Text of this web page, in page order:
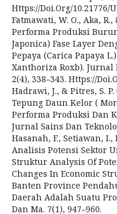
Https://Doi.Org/10.21776/
Fatmawati, W. O., Aka,
Performa Produksi
Japonica) Fase Layer
Pepaya (Carica Papaya
Xanthoriza Roxb).
2(4), 338–343. Https://
Hadrawi, J., & Pitres, S.
Tepung Daun Kelor (
Performa Produksi Dan
Jurnal Sains Dan
Hasanah, F., Setiawan, I.,
Analisis Potensi Sektor
Struktur Analysis Of
Changes In Economic
Banten Province
Daerah Adalah Suatu
Dan Ma. 7(1), 947–960.